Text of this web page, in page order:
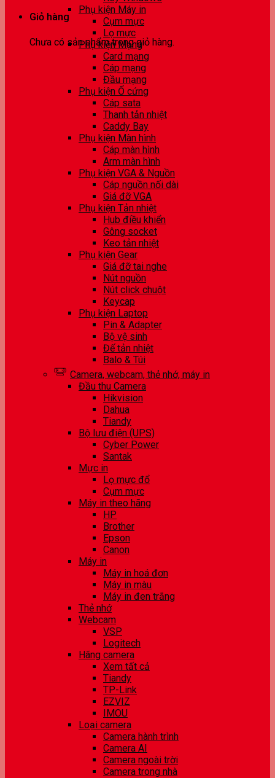
Giỏ hàng
Chưa có sản phẩm trong giỏ hàng.
Phụ kiện Máy in
Cụm mực
Lọ mực
Phụ kiện Mạng
Card mạng
Cáp mạng
Đầu mạng
Phụ kiện Ổ cứng
Cáp sata
Thanh tản nhiệt
Caddy Bay
Phụ kiện Màn hình
Cáp màn hình
Arm màn hình
Phụ kiện VGA & Nguồn
Cáp nguồn nối dài
Giá đỡ VGA
Phụ kiện Tản nhiệt
Hub điều khiển
Gông socket
Keo tản nhiệt
Phụ kiện Gear
Giá đỡ tai nghe
Nút nguồn
Nút click chuột
Keycap
Phụ kiện Laptop
Pin & Adapter
Bộ vệ sinh
Đế tản nhiệt
Balo & Túi
Camera, webcam, thẻ nhớ, máy in
Đầu thu Camera
Hikvision
Dahua
Tiandy
Bộ lưu điện (UPS)
Cyber Power
Santak
Mực in
Lọ mực đổ
Cụm mực
Máy in theo hãng
HP
Brother
Epson
Canon
Máy in
Máy in hoá đơn
Máy in màu
Máy in đen trắng
Thẻ nhớ
Webcam
VSP
Logitech
Hãng camera
Xem tất cả
Tiandy
TP-Link
EZVIZ
IMOU
Loại camera
Camera hành trình
Camera AI
Camera ngoài trời
Camera trong nhà